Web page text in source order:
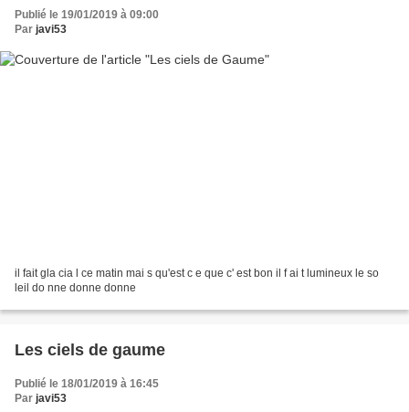
Publié le 19/01/2019 à 09:00
Par javi53
il fait gla cia l ce matin mai s qu'est c e que c' est bon il f ai t lumineux le so
leil do nne donne donne
Les ciels de gaume
Publié le 18/01/2019 à 16:45
Par javi53